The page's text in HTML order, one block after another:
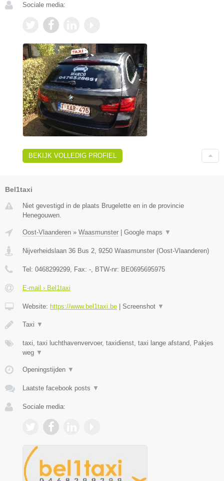
Sociale media:
BEKIJK VOLLEDIG PROFIEL
Bel1taxi
Niet gevestigd in de plaats Brugelette en in de provincie
Henegouwen.
Oost-Vlaanderen » Waasmunster Google maps ▼
Nijverheidslaan 36 Bus 2, 9250 Waasmunster (Oost-Vlaanderen)
Tel: 0468299299, Fax: -, BTW-nr: BE0695695975
E-mail › Bel1taxi
Website: https://www.bel1taxi.be Screenshot ▼
Taxi ▼
taxi, taxi luchthavenvervoer, taxidienst, taxi lange afstand, Pakjes
weg ▼
Openingstijden ▼
Laatste facebook posts ▼
Sociale media: